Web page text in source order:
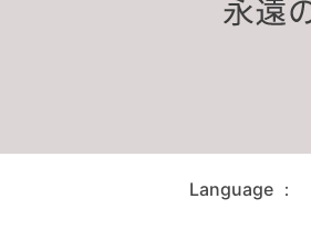
Language ：